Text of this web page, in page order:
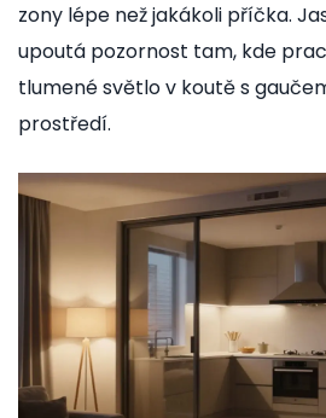
zony lépe než jakákoli příčka.
upoutá pozornost tam, kde
tlumené světlo v koutě s
prostředí.